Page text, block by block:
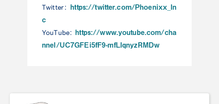
Twitter： https://twitter.com/Phoenixx_In
c
YouTube： https://www.youtube.com/cha
nnel/UC7GFEi5fF9-mfLIqnyzRMDw